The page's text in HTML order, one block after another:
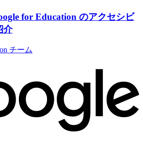
for Education のアクセシビ
介
チーム